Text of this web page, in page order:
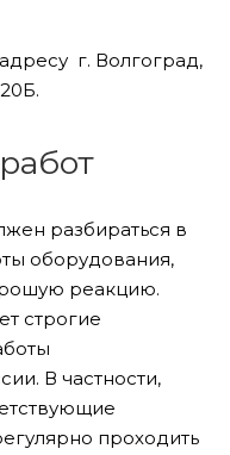
г. Волгоград,
разбираться в
оборудования,
реакцию.
строгие
В частности,
проходить